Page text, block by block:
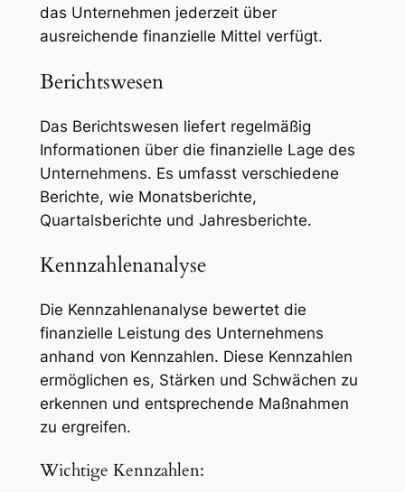
das Unternehmen jederzeit über
ausreichende finanzielle Mittel verfügt.
Berichtswesen
Das Berichtswesen liefert regelmäßig
Informationen über die finanzielle Lage des
Unternehmens. Es umfasst verschiedene
Berichte, wie Monatsberichte,
Quartalsberichte und Jahresberichte.
Kennzahlenanalyse
Die Kennzahlenanalyse bewertet die
finanzielle Leistung des Unternehmens
anhand von Kennzahlen. Diese Kennzahlen
ermöglichen es, Stärken und Schwächen zu
erkennen und entsprechende Maßnahmen
zu ergreifen.
Wichtige Kennzahlen: